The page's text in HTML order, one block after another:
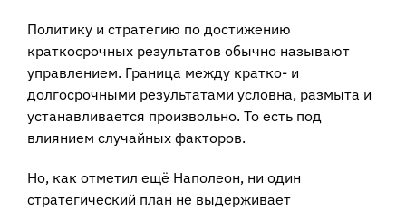
Политику и стратегию по достижению
краткосрочных результатов обычно называют
управлением. Граница между кратко- и
долгосрочными результатами условна, размыта и
устанавливается произвольно. То есть под
влиянием случайных факторов.
Но, как отметил ещё Наполеон, ни один
стратегический план не выдерживает